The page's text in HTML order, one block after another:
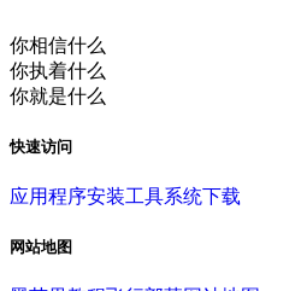
你相信什么
你执着什么
你就是什么
快速访问
应用程序安装工具系统下载
网站地图